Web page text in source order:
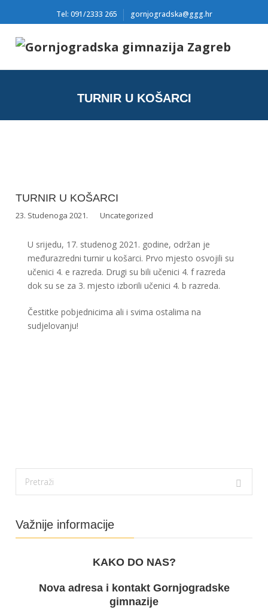
Tel: 091/2333 265 gornjogradska@ggg.hr
TURNIR U KOŠARCI
TURNIR U KOŠARCI
23. Studenoga 2021. Uncategorized
U srijedu, 17. studenog 2021. godine, održan je
međurazredni turnir u košarci. Prvo mjesto osvojili su
učenici 4. e razreda. Drugi su bili učenici 4. f razreda
dok su se za 3. mjesto izborili učenici 4. b razreda.
Čestitke pobjednicima ali i svima ostalima na
sudjelovanju!
Važnije informacije
KAKO DO NAS?
Nova adresa i kontakt Gornjogradske
gimnazije